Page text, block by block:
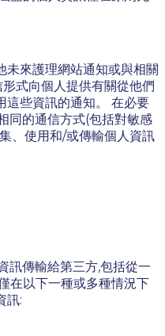
未來護理網站通知或與相關
式向個人提供有關從他們
這些資訊的通知。 在必要
同的通信方式(包括對敏感
、使用和/或傳輸個人資訊
訊傳輸給第三方,包括從一
在以下一種或多種情況下
訊: